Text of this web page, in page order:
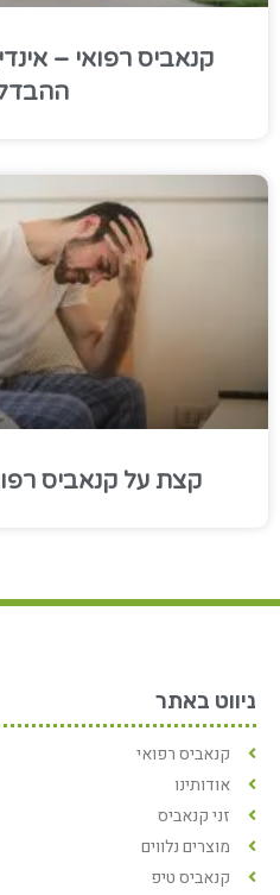
קנאביס רפואי –
קצת על קנאביס
ניווט באתר
קנאביס רפואי
אודותינו
זני קנאביס
מוצרים נלווים
קנאביס טיפ